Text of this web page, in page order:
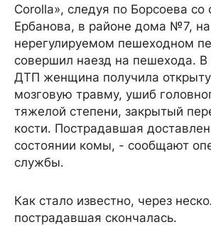
Corolla», следуя по Борсоева со
Ербанова, в районе дома №7, на
нерегулируемом пешеходном
совершил наезд на пешехода. В
ДТП женщина получила
мозговую травму, ушиб
тяжелой степени, закрытый
кости. Пострадавшая
состоянии комы, - сообщают
службы.
Как стало известно, через
пострадавшая скончалась.